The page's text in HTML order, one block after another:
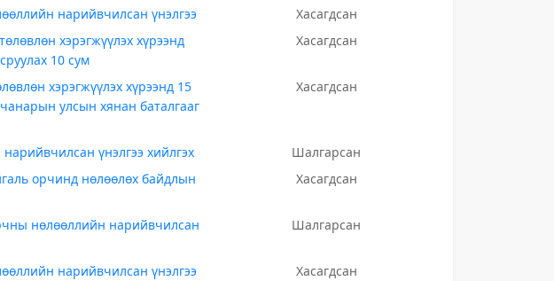
нарийвчилсан үнэлгээ
Хасагдсан
хэрэгжүүлэх хүрээнд
10 сум
Хасагдсан
хэрэгжүүлэх хүрээнд 15
улсын хянан баталгааг
Хасагдсан
үнэлгээ хийлгэх
Шалгарсан
орчинд нөлөөлөх байдлын
Хасагдсан
нөлөөллийн нарийвчилсан
Шалгарсан
нарийвчилсан үнэлгээ
Хасагдсан